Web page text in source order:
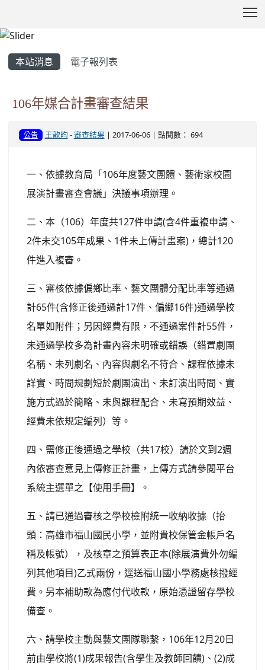
本站消息 電子報列表
106年媒合計畫審查結果
公告 王歆昀 -審查結果 | 2017-06-06 | 點閱數： 694
一、依據教育局「106年度藝文團體、藝術家校園
展演計畫審查會議」決議事項辦理。
二、本（106）年度共127件申請(含4件重複申請、
2件未交105年成果、1件未上傳計畫案)，總計120
件進入複審。
三、審核依據偏鄉比率、藝文團體分配比率等通過
計65件(含修正後通過計17件、偏鄉16件)通過學校
名單如附件；另因經費有限，不通過案件計55件，
未通過學校多為計畫內容未明確或錯誤（錯置劇團
名稱、未列劇名、內容與劇名不符合、課程依據未
詳實、時間規劃短於劇團演出、未訂演出時間、實
施方式過於簡略、未與課程配合、未寫預期效益、
經費未依規定編列）等。
四、需修正後通過之學校（共17校）請於文到2週
內依審查意見上傳修正計畫，上傳方式請參閱平台
系統主選單之【使用手冊】。
五、請已通過審核之學校檢附統一收納收據（抬
頭：高雄市福山國民小學，並附貴校保管金帳戶名
稱及帳號），及核章之預算表正本(除展演費外勿編
列其他項目)乙式兩份，逕送福山國小學務處核撥經
費。另本補助款為應付代收款，原始憑證留存學校
備查。
六、請學校主動與藝文團隊聯繫，106年12月20日
前由學校將(1)成果報告(含學生及教師回饋)、(2)成